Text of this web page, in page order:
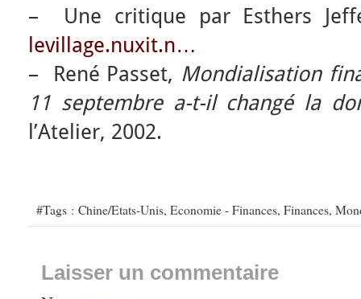
– Une critique par Esthers
levillage.nuxit.n…
– René Passet, Mondialisation
11 septembre a-t-il changé la
l’Atelier, 2002.
#Tags : Chine/Etats-Unis, Economie - Finances, Finances,
Laisser un commentaire